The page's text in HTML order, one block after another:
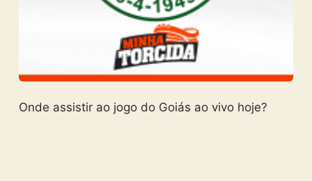
Onde assistir ao jogo do Goiás ao vivo hoje?